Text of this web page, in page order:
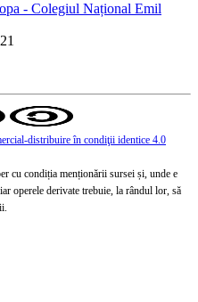
- Colegiul Național Emil
distribuire în condiţii identice 4.0
cu condiția menționării sursei și, unde e
operele derivate trebuie, la rândul lor, să